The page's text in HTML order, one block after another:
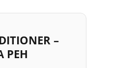
–
PEH